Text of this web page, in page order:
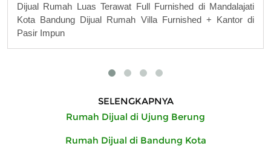
Dijual Rumah Luas Terawat Full Furnished di Mandalajati
Kota Bandung Dijual Rumah Villa Furnished + Kantor di
Pasir Impun
SELENGKAPNYA
Rumah Dijual di Ujung Berung
Rumah Dijual di Bandung Kota